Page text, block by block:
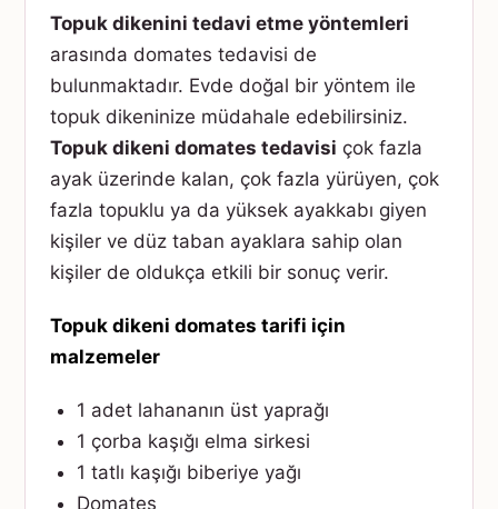
Topuk dikenini tedavi etme yöntemleri
arasında domates tedavisi de
bulunmaktadır. Evde doğal bir yöntem ile
topuk dikeninize müdahale edebilirsiniz.
Topuk dikeni domates tedavisi çok fazla
ayak üzerinde kalan, çok fazla yürüyen, çok
fazla topuklu ya da yüksek ayakkabı giyen
kişiler ve düz taban ayaklara sahip olan
kişiler de oldukça etkili bir sonuç verir.
Topuk dikeni domates tarifi için
malzemeler
1 adet lahananın üst yaprağı
1 çorba kaşığı elma sirkesi
1 tatlı kaşığı biberiye yağı
Domates